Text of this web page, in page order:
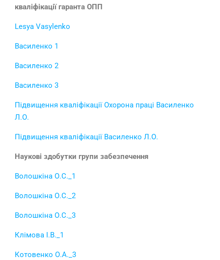
кваліфікації гаранта ОПП
Lesya Vasylenko
Василенко 1
Василенко 2
Василенко 3
Підвищення кваліфікації Охорона праці Василенко
Л.О.
Підвищення кваліфікації Василенко Л.О.
Наукові здобутки групи забезпечення
Волошкіна О.С._1
Волошкіна О.С._2
Волошкіна О.С._3
Клімова І.В._1
Котовенко О.А._3